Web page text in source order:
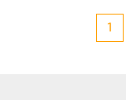
1